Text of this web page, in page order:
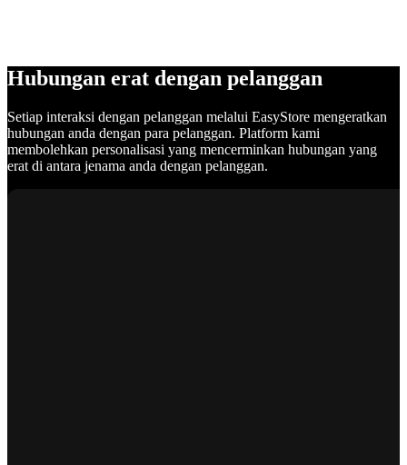
Hubungan erat dengan pelanggan
Setiap interaksi dengan pelanggan melalui EasyStore mengeratkan
hubungan anda dengan para pelanggan. Platform kami
membolehkan personalisasi yang mencerminkan hubungan yang
erat di antara jenama anda dengan pelanggan.